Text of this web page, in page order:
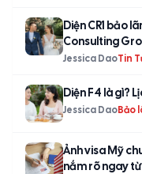
Diện CR1 bảo
Consulting
Jessica DaoTin
Diện F4 là gì?
Jessica DaoBảo
Ảnh visa Mỹ
nắm rõ ngay